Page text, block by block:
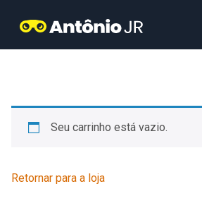
Seu carrinho está vazio.
Retornar para a loja